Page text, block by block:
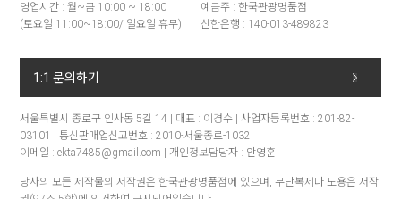
영업시간 : 월~금 10:00 ~ 18:00
(토요일 11:00~18:00/ 일요일 휴무)
예금주 : 한국관광명품점
신한은행 : 140-013-489823
1:1 문의하기
서울특별시 종로구 인사동 5길 14 | 대표 : 이경수 | 사업자등록번호 : 201-82-
03101 | 통신판매업신고번호 : 2010-서울종로-1032
이메일 : ekta7485@gmail.com | 개인정보담당자 : 안영훈
당사의 모든 제작물의 저작권은 한국관광명품점에 있으며, 무단복제나 도용은 저작